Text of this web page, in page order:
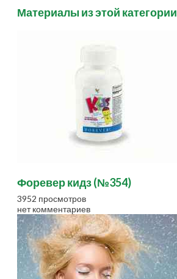
Материалы из этой категории
Форевер кидз (№354)
3952 просмотров
нет комментариев